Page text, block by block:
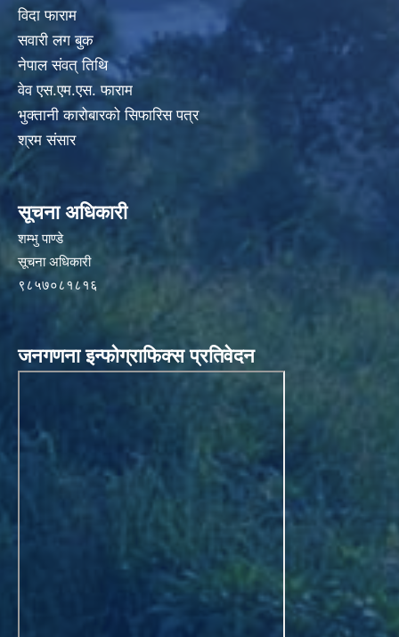
विदा फाराम
सवारी लग बुक
नेपाल संवत् तिथि
वेव एस.एम.एस. फाराम
भुक्तानी कारोबारको सिफारिस पत्र
श्रम संसार
सूचना अधिकारी
शम्भु पाण्डे
सूचना अधिकारी
९८५७०८१८१६
जनगणना इन्फोग्राफिक्स प्रतिवेदन